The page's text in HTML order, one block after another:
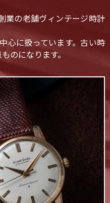
業の老舗ヴィンテージ時計
心に扱っています。古い時
のになります。